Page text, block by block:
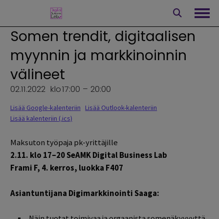
Somen trendit, digitaalisen
myynnin ja markkinoinnin
välineet
02.11.2022 klo17:00 – 20:00
Lisää Google-kalenteriin
Lisää Outlook-kalenteriin
Lisää kalenteriin (.ics)
Maksuton työpaja pk-yrittäjille
2.11. klo 17–20 SeAMK Digital Business Lab
Frami F, 4. kerros, luokka F407
Asiantuntijana Digimarkkinointi Saaga: